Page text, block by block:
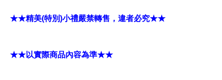
★★精美(特別)小禮嚴禁轉售，違者必究★★
★★以實際商品內容為準★★